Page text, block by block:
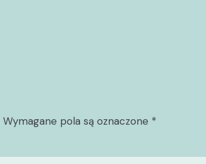
Wymagane pola są oznaczone *